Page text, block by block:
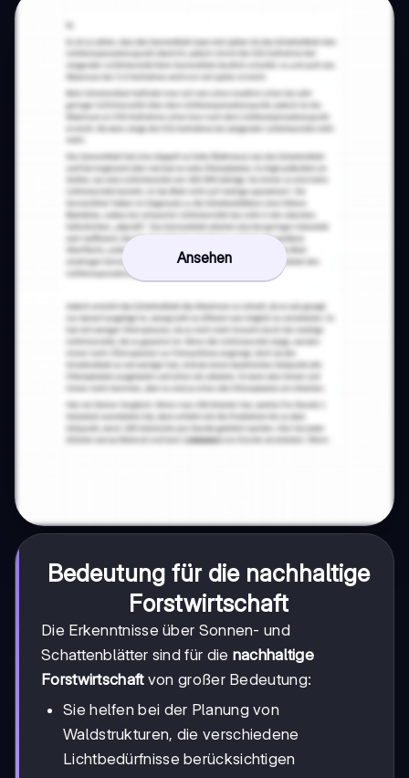
Ansehen
Bedeutung für die nachhaltige
Forstwirtschaft
Die Erkenntnisse über Sonnen- und
Schattenblätter sind für die nachhaltige
Forstwirtschaftvon großer Bedeutung:
Sie helfen bei der Planung von
Waldstrukturen, die verschiedene
Lichtbedürfnisse berücksichtigen